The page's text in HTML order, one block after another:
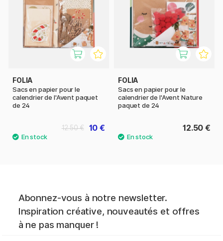
FOLIA
Sacs en papier pour le
calendrier de l'Avent paquet
de 24
10 €
12.50 €
FOLIA
Sacs en papier pour le
calendrier de l'Avent Nature
paquet de 24
12.50 €
Abonnez-vous à notre newsletter.
Inspiration créative, nouveautés et offres
à ne pas manquer !